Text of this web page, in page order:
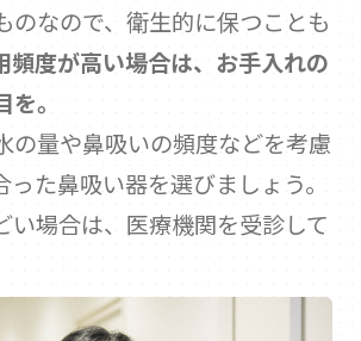
のなので、衛生的に保つことも
頻度が高い場合は、お手入れの
。
の量や鼻吸いの頻度などを考慮
った鼻吸い器を選びましょう。
い場合は、医療機関を受診して